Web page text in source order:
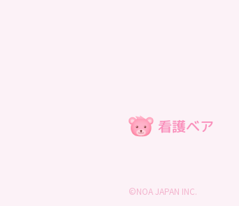
©NOA JAPAN INC.